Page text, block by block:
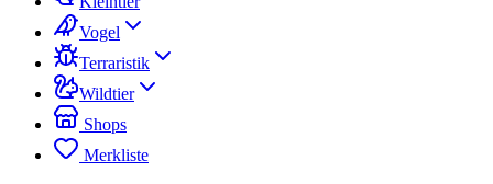
Vogel
Terraristik
Wildtier
Shops
Merkliste